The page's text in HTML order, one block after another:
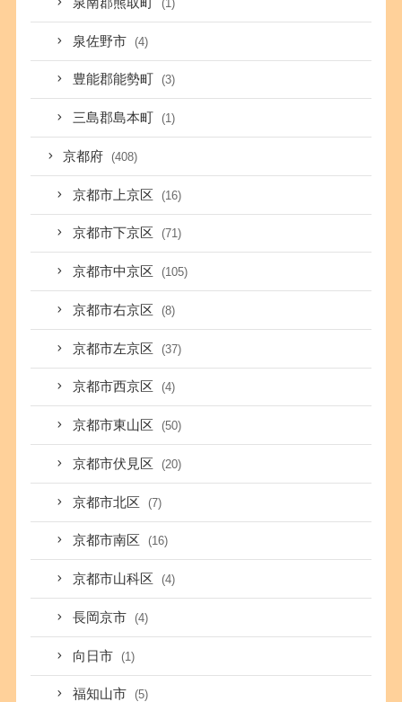
(1)
泉佐野市 (4)
豊能郡能勢町 (3)
三島郡島本町 (1)
京都府 (408)
京都市上京区 (16)
京都市下京区 (71)
京都市中京区 (105)
京都市右京区 (8)
京都市左京区 (37)
京都市西京区 (4)
京都市東山区 (50)
京都市伏見区 (20)
京都市北区 (7)
京都市南区 (16)
京都市山科区 (4)
長岡京市 (4)
向日市 (1)
福知山市 (5)